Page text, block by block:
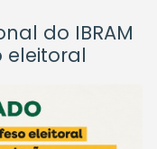
do IBRAM
eleitoral